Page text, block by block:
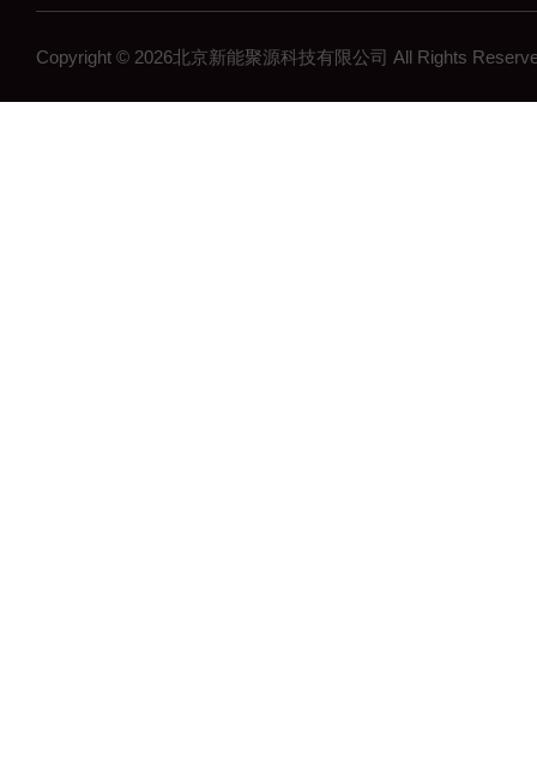
Copyright © 2026北京新能聚源科技有限公司 All Rights